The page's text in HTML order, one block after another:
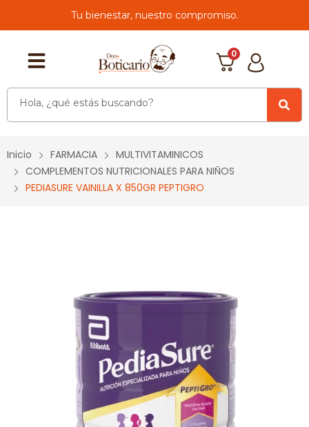
Tu bienestar, nuestro compromiso.
0
Inicio FARMACIA
MULTIVITAMINICOS
COMPLEMENTOS NUTRICIONALES PARA NIÑOS
PEDIASURE VAINILLA X 850GR PEPTIGRO